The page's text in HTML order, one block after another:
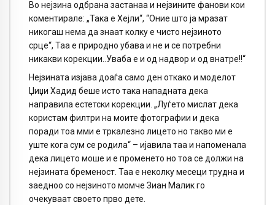
Во нејзина одбрана застанаа и нејзините фанови кои
коментирале: „Така е Хејли“, “Оние што ја мразат
никогаш нема да знаат колку е чисто нејзиното
срце“, Таа е природно убава и не и се потребни
никакви корекции..Уваба е и од надвор и од внатре!!“
Нејзината изјава доаѓа само ден откако и моделот
Џиџи Хадид беше исто така нападната дека
направила естетски корекции. „Луѓето мислат дека
користам филтри на моите фотографии и дека
поради тоа мми е тркалезно лицето но такво ми е
уште кога сум се родила“ – ијавила таа и напоменала
дека лицето моше и е променето но тоа се должи на
нејзината бременост. Таа е неколку месеци трудна и
заедноо со нејзиното момче Зиан Малик го
очекуваат своето прво дете.